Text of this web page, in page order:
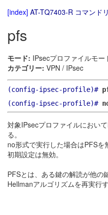
[index] AT-TQ7403-R コマンド
pfs
モード: IPsecプロファイルモー
カテゴリー: VPN / IPsec
(config-ipsec-profile)#
(config-ipsec-profile)#
対象IPsecプロファイルにおい
る。
no形式で実行した場合はPFSを
初期設定は無効。
PFSとは、ある鍵の解読が他の
Hellmanアルゴリズムを再実行